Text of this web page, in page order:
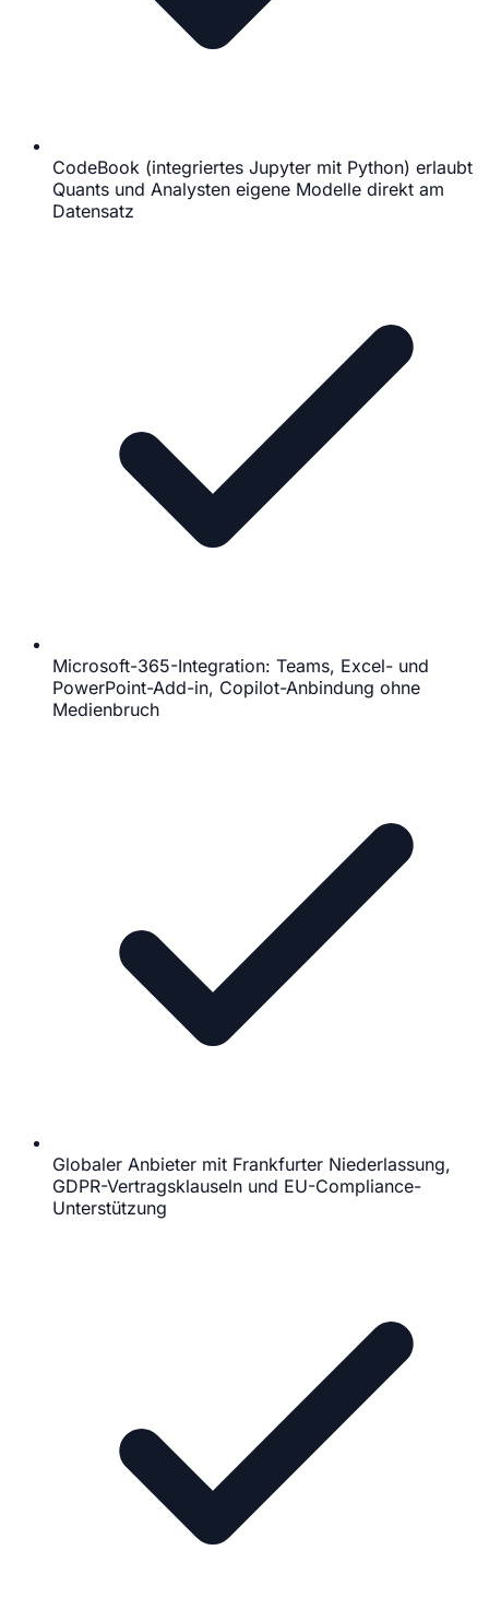
CodeBook (integriertes Jupyter mit Python) erlaubt
Quants und Analysten eigene Modelle direkt am
Datensatz
Microsoft-365-Integration: Teams, Excel- und
PowerPoint-Add-in, Copilot-Anbindung ohne
Medienbruch
Globaler Anbieter mit Frankfurter Niederlassung,
GDPR-Vertragsklauseln und EU-Compliance-
Unterstützung